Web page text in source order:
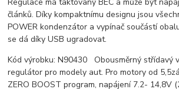
Regulace má taktovaný BEC a může být
článků. Díky kompaktnímu designu jsou
POWER kondenzátor a vypínač součástí
se dá díky USB ugradovat.
Kód výrobku: N90430 Obousměrný střídavý
regulátor pro modely aut. Pro motory od
ZERO BOOST program, napájení 7.2- 14,8V